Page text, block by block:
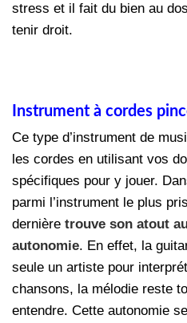
stress et il fait du bien au
tenir droit.
Instrument à cordes
Ce type d’instrument de
les cordes en utilisant vos
spécifiques pour y jouer.
parmi l’instrument le plus
dernière trouve son atout
autonomie. En effet, la
seule un artiste pour
chansons, la mélodie reste
entendre. Cette autonomie